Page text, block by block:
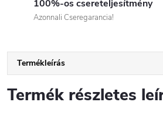
100%-os csereteljesítmény
Azonnali Cseregarancia!
Termékleírás
Termék részletes